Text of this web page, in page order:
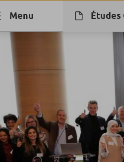
Menu Études